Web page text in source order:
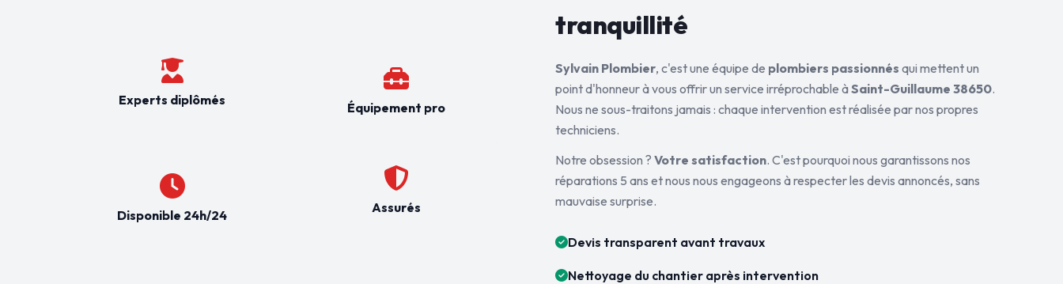
Experts diplômés
Disponible 24h/24
Équipement pro
Assurés
tranquillité
Sylvain Plombier, c'est une équipe de plombiers passionnés qui mettent un
point d'honneur à vous offrir un service irréprochable àSaint-Guillaume 38650.
Nous ne sous-traitons jamais : chaque intervention est réalisée par nos propres
techniciens.
Notre obsession ? Votre satisfaction. C'est pourquoi nous garantissons nos
réparations 5 ans et nous nous engageons à respecter les devis annoncés, sans
mauvaise surprise.
Devis transparent avant travaux
Nettoyage du chantier après intervention